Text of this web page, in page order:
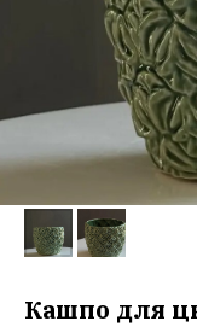
Кашпо для